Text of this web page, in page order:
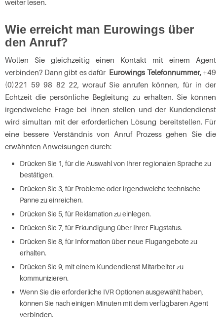
weiter lesen.
Wie erreicht man Eurowings über
den Anruf?
Wollen Sie gleichzeitig einen Kontakt mit einem Agent
verbinden? Dann gibt es dafür Eurowings Telefonnummer, +49
(0)221 59 98 82 22, worauf Sie anrufen können, für in der
Echtzeit die persönliche Begleitung zu erhalten. Sie können
irgendwelche Frage bei ihnen stellen und der Kundendienst
wird simultan mit der erforderlichen Lösung bereitstellen. Für
eine bessere Verständnis von Anruf Prozess gehen Sie die
erwähnten Anweisungen durch:
Drücken Sie 1, für die Auswahl von Ihrer regionalen Sprache zu
bestätigen.
Drücken Sie 3, für Probleme oder irgendwelche technische
Panne zu einreichen.
Drücken Sie 5, für Reklamation zu einlegen.
Drücken Sie 7, für Erkundigung über Ihrer Flugstatus.
Drücken Sie 8, für Information über neue Flugangebote zu
erhalten.
Drücken Sie 9, mit einem Kundendienst Mitarbeiter zu
kommunizieren.
Wenn Sie die erforderliche IVR Optionen ausgewählt haben,
können Sie nach einigen Minuten mit dem verfügbaren Agent
verbinden.